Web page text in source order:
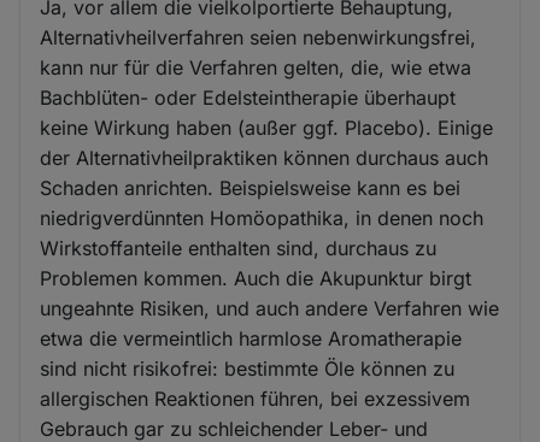
Ja, vor allem die vielkolportierte Behauptung,
Alternativheilverfahren seien nebenwirkungsfrei,
kann nur für die Verfahren gelten, die, wie etwa
Bachblüten- oder Edelsteintherapie überhaupt
keine Wirkung haben (außer ggf. Placebo). Einige
der Alternativheilpraktiken können durchaus auch
Schaden anrichten. Beispielsweise kann es bei
niedrigverdünnten Homöopathika, in denen noch
Wirkstoffanteile enthalten sind, durchaus zu
Problemen kommen. Auch die Akupunktur birgt
ungeahnte Risiken, und auch andere Verfahren wie
etwa die vermeintlich harmlose Aromatherapie
sind nicht risikofrei: bestimmte Öle können zu
allergischen Reaktionen führen, bei exzessivem
Gebrauch gar zu schleichender Leber- und